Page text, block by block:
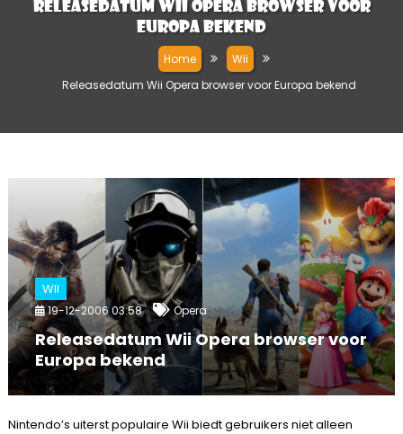
Releasedatum Wii Opera browser voor
Europa bekend
Home
Wii
Releasedatum Wii Opera browser voor Europa bekend
WII
19-12-2006 03:58 Opera
Releasedatum Wii Opera browser voor
Europa bekend
Nintendo’s uiterst populaire Wii biedt gebruikers niet alleen